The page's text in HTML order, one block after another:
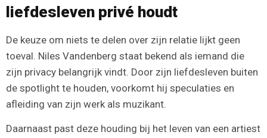
liefdesleven privé houdt
De keuze om niets te delen over zijn relatie lijkt geen
toeval. Niles Vandenberg staat bekend als iemand die
zijn privacy belangrijk vindt. Door zijn liefdesleven buiten
de spotlight te houden, voorkomt hij speculaties en
afleiding van zijn werk als muzikant.
Daarnaast past deze houding bij het leven van een artiest